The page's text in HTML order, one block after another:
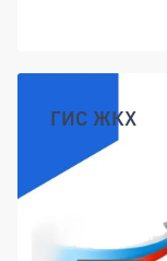
ГИС ЖКХ